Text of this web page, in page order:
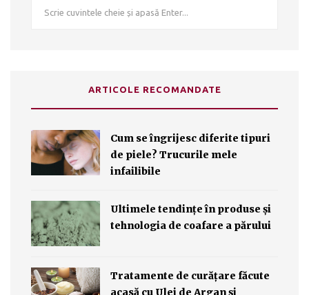
ARTICOLE RECOMANDATE
Cum se îngrijesc diferite tipuri
de piele? Trucurile mele
infailibile
Ultimele tendințe în produse și
tehnologia de coafare a părului
Tratamente de curățare făcute